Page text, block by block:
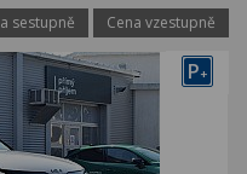
sestupně Cena vzestupně
P+